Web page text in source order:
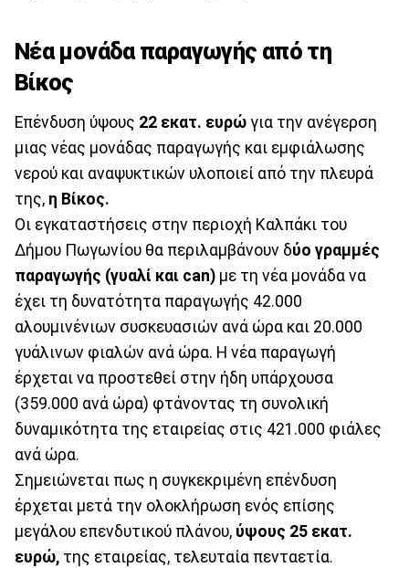
Νέα μονάδα παραγωγής από τη
Bίκος
Επένδυση ύψους 22 εκατ. ευρώ για την ανέγερση
μιας νέας μονάδας παραγωγής και εμφιάλωσης
νερού και αναψυκτικών υλοποιεί από την πλευρά
της, η Βίκος.
Οι εγκαταστήσεις στην περιοχή Καλπάκι του
Δήμου Πωγωνίου θα περιλαμβάνουν δύο γραμμές
παραγωγής (γυαλί και can) με τη νέα μονάδα να
έχει τη δυνατότητα παραγωγής 42.000
αλουμινένιων συσκευασιών ανά ώρα και 20.000
γυάλινων φιαλών ανά ώρα. Η νέα παραγωγή
έρχεται να προστεθεί στην ήδη υπάρχουσα
(359.000 ανά ώρα) φτάνοντας τη συνολική
δυναμικότητα της εταιρείας στις 421.000 φιάλες
ανά ώρα.
Σημειώνεται πως η συγκεκριμένη επένδυση
έρχεται μετά την ολοκλήρωση ενός επίσης
μεγάλου επενδυτικού πλάνου, ύψους 25 εκατ.
ευρώ, της εταιρείας, τελευταία πενταετία.